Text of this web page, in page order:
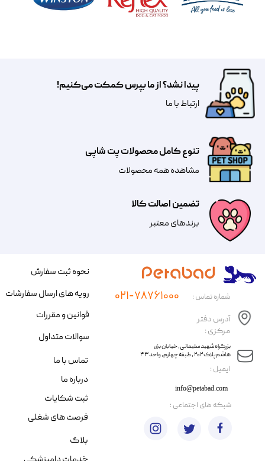
تضمین اصالت کالا
​​برندهای معتبر​​​​​​​
تنوع کامل محصولات پت شاپی
مشاهده همه محصولات
پیدا نشد؟ از ما بپرس کمکت می‌کنیم!
​​​ارتباط با ما
​ایمیل :
آدرس دفتر
مرکزی :
info@petabad.com
​​بزرگراه شهید سلیمانی، خیابان بنی
هاشم پلاک ۲۰۲ ، طبقه چهارم، واحد ۴۳
شماره تماس : ۰۲۱-۷۸۷۶۱۰۰۰
نحوه ثبت سفارش
رویه های ارسال سفارشات
قوانین و مقررات
سوالات متداول
تماس با ما
درباره ما
ثبت شکایات
فرصت های شغلی
​شبکه های اجتماعی :
بلاگ